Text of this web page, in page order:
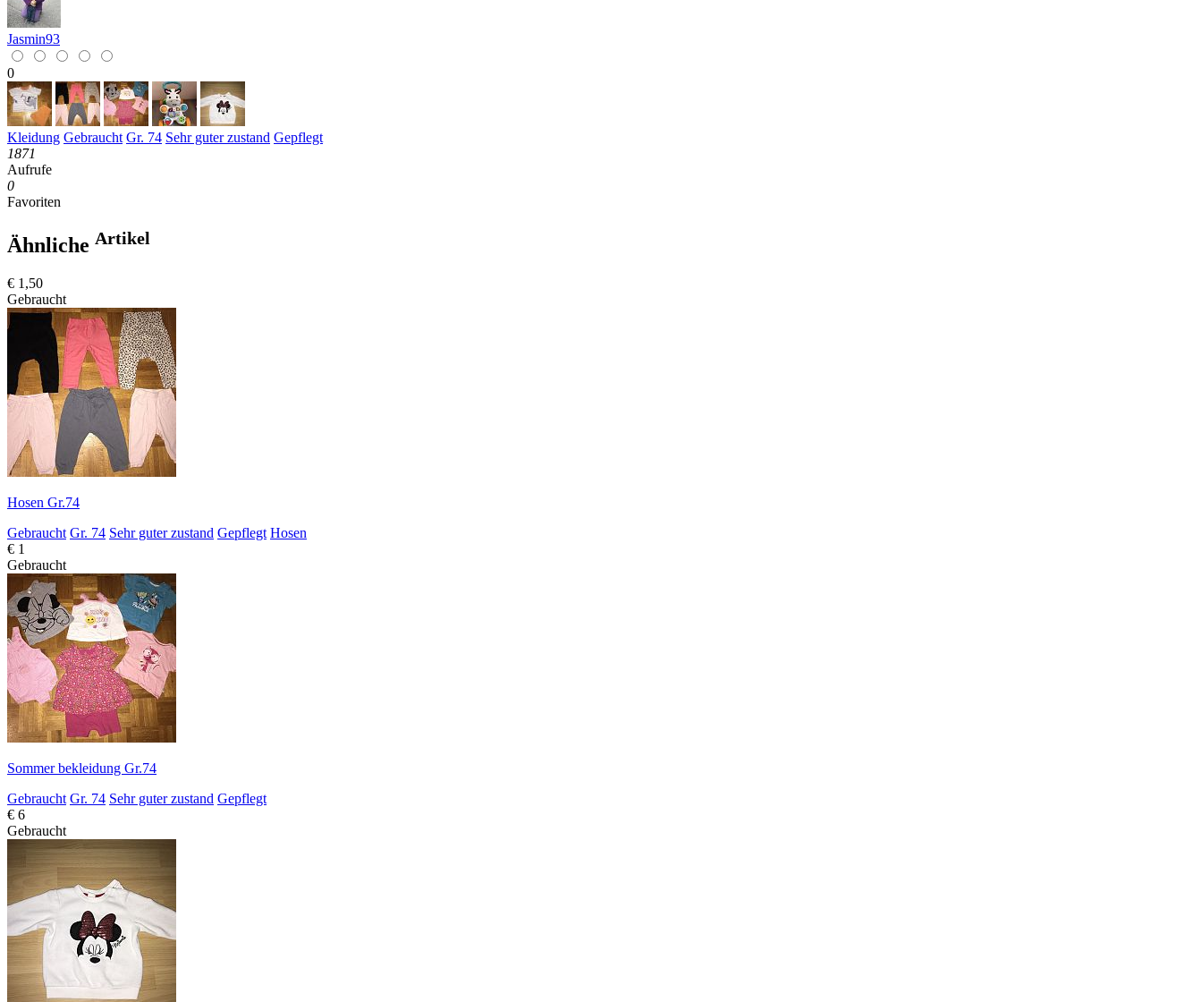
Jasmin93
0
Kleidung Gebraucht Gr. 74 Sehr guter zustand Gepflegt
1871
Aufrufe
0
Favoriten
Ähnliche Artikel
€ 1,50
Gebraucht
Hosen Gr.74
Gebraucht Gr. 74 Sehr guter zustand Gepflegt Hosen
€ 1
Gebraucht
Sommer bekleidung Gr.74
Gebraucht Gr. 74 Sehr guter zustand Gepflegt
€ 6
Gebraucht